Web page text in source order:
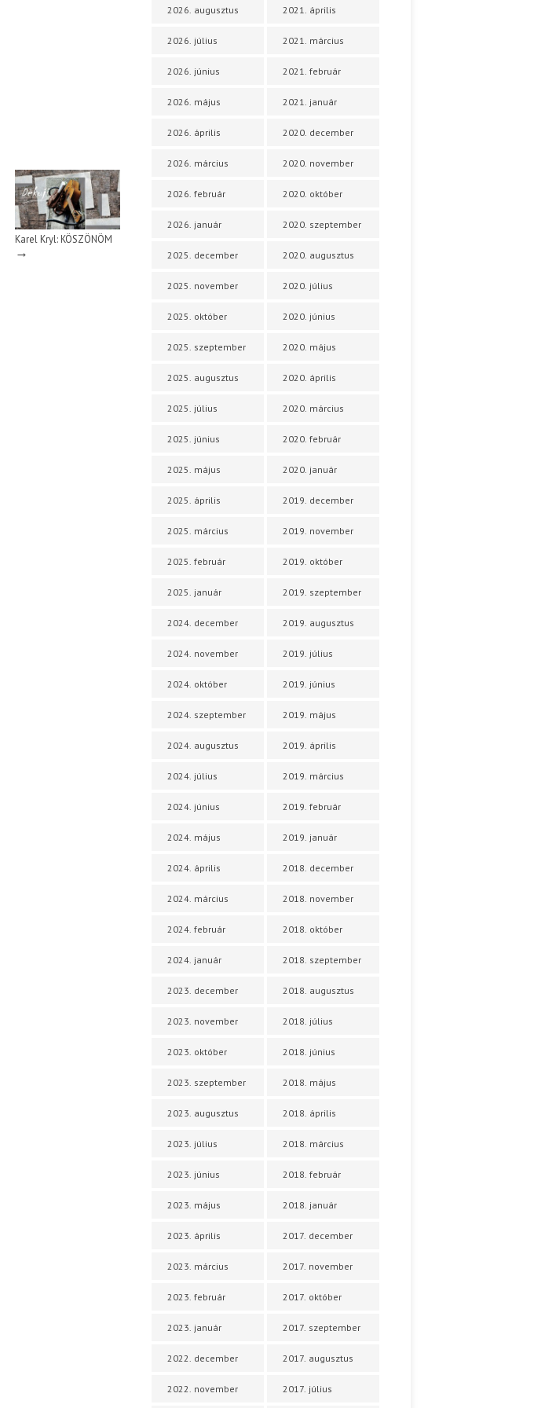
Karel Kryl: KÖSZÖNÖM
→
2026. augusztus
2026. július
2026. június
2026. május
2026. április
2026. március
2026. február
2026. január
2025. december
2025. november
2025. október
2025. szeptember
2025. augusztus
2025. július
2025. június
2025. május
2025. április
2025. március
2025. február
2025. január
2024. december
2024. november
2024. október
2024. szeptember
2024. augusztus
2024. július
2024. június
2024. május
2024. április
2024. március
2024. február
2024. január
2023. december
2023. november
2023. október
2023. szeptember
2023. augusztus
2023. július
2023. június
2023. május
2023. április
2023. március
2023. február
2023. január
2022. december
2022. november
2021. április
2021. március
2021. február
2021. január
2020. december
2020. november
2020. október
2020. szeptember
2020. augusztus
2020. július
2020. június
2020. május
2020. április
2020. március
2020. február
2020. január
2019. december
2019. november
2019. október
2019. szeptember
2019. augusztus
2019. július
2019. június
2019. május
2019. április
2019. március
2019. február
2019. január
2018. december
2018. november
2018. október
2018. szeptember
2018. augusztus
2018. július
2018. június
2018. május
2018. április
2018. március
2018. február
2018. január
2017. december
2017. november
2017. október
2017. szeptember
2017. augusztus
2017. július